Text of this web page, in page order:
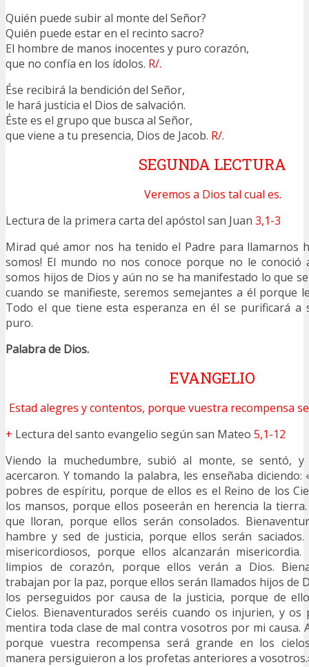
Quién puede subir al monte del Señor?
Quién puede estar en el recinto sacro?
El hombre de manos inocentes y puro corazón,
que no confía en los ídolos. R/.
Ése recibirá la bendición del Señor,
le hará justicia el Dios de salvación.
Éste es el grupo que busca al Señor,
que viene a tu presencia, Dios de Jacob. R/.
SEGUNDA LECTURA
Veremos a Dios tal cual es.
Lectura de la primera carta del apóstol san Juan 3,1-3
Mirad qué amor nos ha tenido el Padre para llamarnos
somos! El mundo no nos conoce porque no le conoció
somos hijos de Dios y aún no se ha manifestado lo que
cuando se manifieste, seremos semejantes a él porque
Todo el que tiene esta esperanza en él se purificará a
puro.
Palabra de Dios.
EVANGELIO
Estad alegres y contentos, porque vuestra recompensa
+ Lectura del santo evangelio según san Mateo 5,1-12
Viendo la muchedumbre, subió al monte, se sentó,
acercaron. Y tomando la palabra, les enseñaba diciendo:
pobres de espíritu, porque de ellos es el Reino de los
los mansos, porque ellos poseerán en herencia la
que lloran, porque ellos serán consolados.
hambre y sed de justicia, porque ellos serán
misericordiosos, porque ellos alcanzarán
limpios de corazón, porque ellos verán a Dios.
trabajan por la paz, porque ellos serán llamados hijos de
los perseguidos por causa de la justicia, porque de
Cielos. Bienaventurados seréis cuando os injurien, y
mentira toda clase de mal contra vosotros por mi causa.
porque vuestra recompensa será grande en los
manera persiguieron a los profetas anteriores a